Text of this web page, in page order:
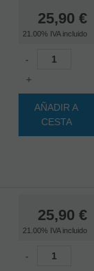
25,90 €
21.00% IVA incluido
-
+
AÑADIR A
CESTA
25,90 €
21.00% IVA incluido
-